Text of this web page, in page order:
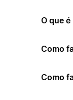
O que
Como
Como